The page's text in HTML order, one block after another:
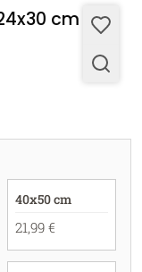
cm
40x50 cm
21,99 €